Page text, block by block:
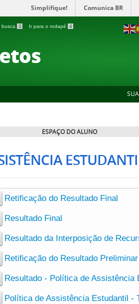
Simplifique! Comunica BR
busca 3 Ir para o rodapé 4
ESPAÇO DO ALUNO
Retificação do Resultado Final
Resultado Final
Resultado da Interposição de
Retificação do Resultado Preliminar
Resultado - Política de Assistência
Política de Assistência Estudantil -